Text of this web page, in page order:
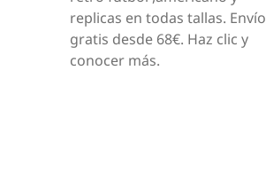
replicas en todas tallas. Envío
gratis desde 68€. Haz clic y
conocer más.